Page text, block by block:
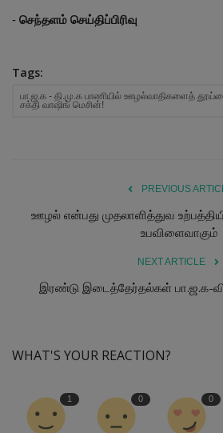
- செந்தளம் செய்திப்பிரிவு
Tags:
பா.ஜ.க - தி.மு.க பாணியில் ஊழல்வாதிகளைத்
சக்தி வாஷிங் மெசின்!
PREVIOUS
ஊழல் என்பது முதலாளித்துவ
உபவிளைவாகும்
NEXT ARTICLE
இரண்டு இடைத்தேர்தல்கள் பா.ஜ.க-
WHAT'S YOUR REACTION?
1 0 0